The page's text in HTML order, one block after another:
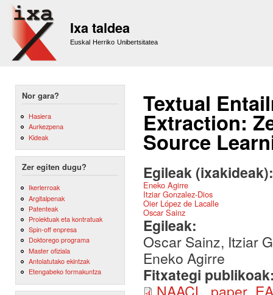
Ixa taldea
Euskal Herriko Unibertsitatea
Nor gara?
Hasiera
Aurkezpena
Kideak
Zer egiten dugu?
Ikerlerroak
Argitalpenak
Patenteak
Proiektuak eta kontratuak
Spin-off enpresa
Doktorego programa
Master ofiziala
Antolatutako ekintzak
Etengabeko formakuntza
Textual
Extraction:
Source
Egileak
Eneko Agirre
Itziar Gonzalez-Dios
Oier López de Lacalle
Oscar Sainz
Egileak:
Oscar Sainz, Itziar
Eneko Agirre
Fitxategi